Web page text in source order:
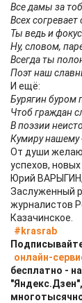
Все дамы за
Всех согревает
Ты ведь и
Ну, словом,
Всегда ты
Поэт наш
И ещё:
Бурягин буром
Чтоб граждан
В поэзии
Кумиру нашему
От души желаю
успехов,
Юрий ВАРЫГИН,
Заслуженный
журналистов
Казачинское.
#krasrab
онлайн-
бесплатно -